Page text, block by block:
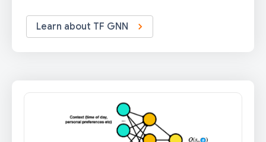
Learn about TF GNN